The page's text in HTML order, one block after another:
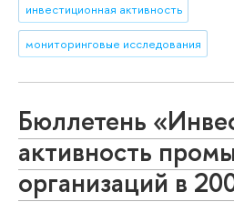
инвестиционная активность
мониторинговые исследования
Бюллетень
активность
организаций в